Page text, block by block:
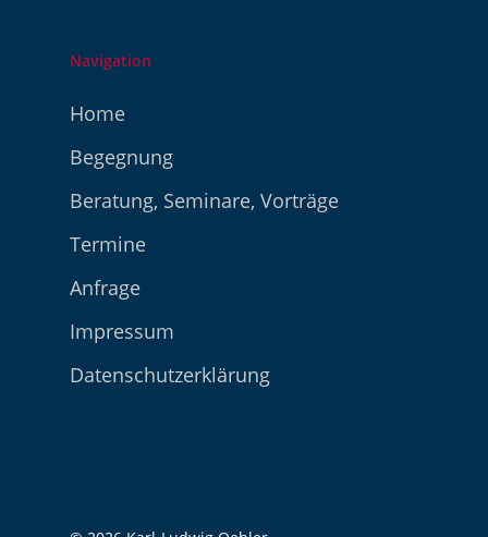
Navigation
Home
Begegnung
Beratung, Seminare, Vorträge
Termine
Anfrage
Impressum
Datenschutzerklärung